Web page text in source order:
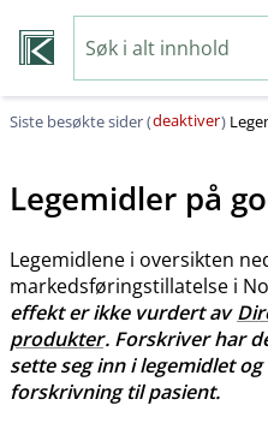
Siste besøkte sider (deaktiver)
Legemidler på
Legemidlene i oversikten
markedsføringstillatelse i
effekt er ikke vurdert av
produkter. Forskriver har
sette seg inn i legemidlet
forskrivning til pasient.